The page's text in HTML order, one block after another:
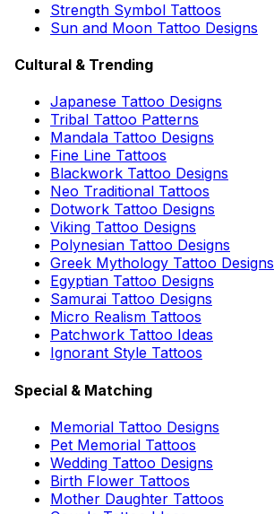
Strength Symbol Tattoos
Sun and Moon Tattoo Designs
Cultural & Trending
Japanese Tattoo Designs
Tribal Tattoo Patterns
Mandala Tattoo Designs
Fine Line Tattoos
Blackwork Tattoo Designs
Neo Traditional Tattoos
Dotwork Tattoo Designs
Viking Tattoo Designs
Polynesian Tattoo Designs
Greek Mythology Tattoo Designs
Egyptian Tattoo Designs
Samurai Tattoo Designs
Micro Realism Tattoos
Patchwork Tattoo Ideas
Ignorant Style Tattoos
Special & Matching
Memorial Tattoo Designs
Pet Memorial Tattoos
Wedding Tattoo Designs
Birth Flower Tattoos
Mother Daughter Tattoos